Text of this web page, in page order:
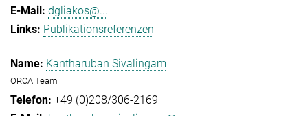
dgliakos@...
Publikationsreferenzen
Kantharuban Sivalingam
ORCA Team
+49 (0)208/306-2169